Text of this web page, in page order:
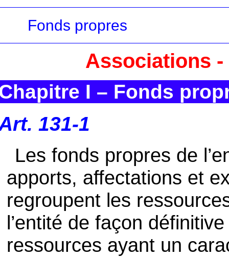
Fonds propres
Associations -
I – Fonds
131-1
Les fonds propres de
apports, affectations et
regroupent les
l’entité de façon
ressources ayant un